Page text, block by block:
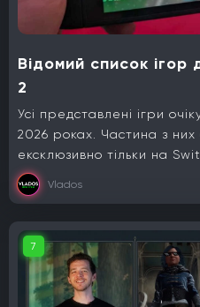
Відомий список
2
Усі представлені ігри
2026 роках. Частина з них
ексклюзивно тільки на
Vlados
7